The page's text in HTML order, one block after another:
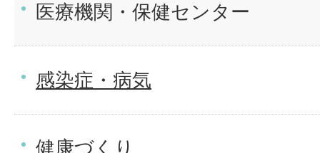
医療機関・保健センター
感染症・病気
健康づくり